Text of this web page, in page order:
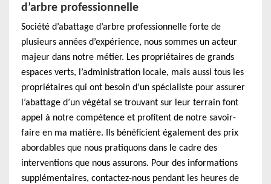
d’arbre professionnelle
Société d’abattage d’arbre professionnelle forte de
plusieurs années d’expérience, nous sommes un acteur
majeur dans notre métier. Les propriétaires de grands
espaces verts, l’administration locale, mais aussi tous les
propriétaires qui ont besoin d’un spécialiste pour assurer
l’abattage d’un végétal se trouvant sur leur terrain font
appel à notre compétence et profitent de notre savoir-
faire en ma matière. Ils bénéficient également des prix
abordables que nous pratiquons dans le cadre des
interventions que nous assurons. Pour des informations
supplémentaires, contactez-nous pendant les heures de